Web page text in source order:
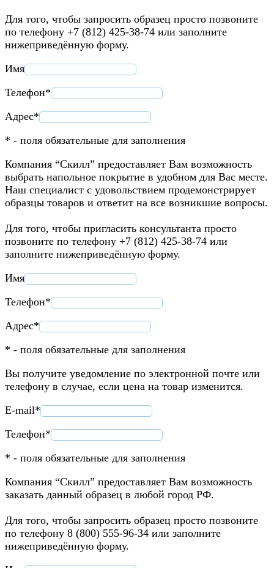
Для того, чтобы запросить образец просто позвоните
по телефону +7 (812) 425-38-74 или заполните
нижеприведённую форму.
Имя
Телефон*
Адрес*
* - поля обязательные для заполнения
Компания “Скилл” предоставляет Вам возможность
выбрать напольное покрытие в удобном для Вас месте.
Наш специалист с удовольствием продемонстрирует
образцы товаров и ответит на все возникшие вопросы.
Для того, чтобы пригласить консультанта просто
позвоните по телефону +7 (812) 425-38-74 или
заполните нижеприведённую форму.
Имя
Телефон*
Адрес*
* - поля обязательные для заполнения
Вы получите уведомление по электронной почте или
телефону в случае, если цена на товар изменится.
E-mail*
Телефон*
* - поля обязательные для заполнения
Компания “Скилл” предоставляет Вам возможность
заказать данный образец в любой город РФ.
Для того, чтобы запросить образец просто позвоните
по телефону 8 (800) 555-96-34 или заполните
нижеприведённую форму.